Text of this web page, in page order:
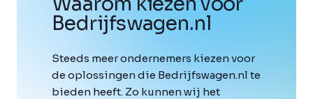
Bedrijfswagen.nl
Steeds meer ondernemers kiezen voor
de oplossingen die Bedrijfswagen.nl te
bieden heeft. Zo kunnen wij het